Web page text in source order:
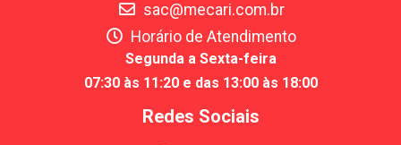
sac@mecari.com.br
Horário de Atendimento
Segunda a Sexta-feira
07:30 às 11:20 e das 13:00 às 18:00
Redes Sociais